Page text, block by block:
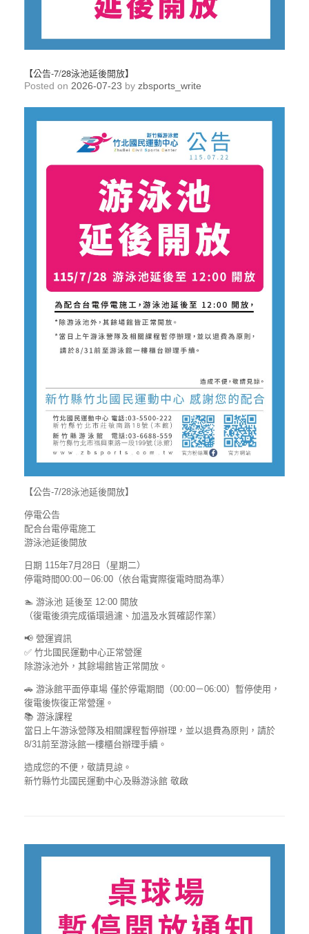
【公告-7/28泳池延後開放】
Posted on 2026-07-23 by zbsports_write
【公告-7/28泳池延後開放】
停電公告
配合台電停電施工
游泳池延後開放
日期 115年7月28日（星期二）
停電時間00:00－06:00（依台電實際復電時間為準）
🏊 游泳池 延後至 12:00 開放
（復電後須完成循環過濾、加溫及水質確認作業）
📢 營運資訊
✅ 竹北國民運動中心正常營運
除游泳池外，其餘場館皆正常開放。
🚗 游泳館平面停車場 僅於停電期間（00:00－06:00）暫停使用，
復電後恢復正常營運。
📚 游泳課程
當日上午游泳營隊及相關課程暫停辦理，並以退費為原則，請於
8/31前至游泳館一樓櫃台辦理手續。
造成您的不便，敬請見諒。
新竹縣竹北國民運動中心及縣游泳館 敬啟